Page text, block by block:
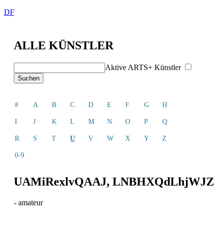
DF
ALLE KÜNSTLER
Aktive ARTS+ Künstler
# A B C D E F G H
I J K L M N O P Q
R S T U V W X Y Z
0-9
UAMiRexlvQAAJ, LNBHXQdLhjWJZ
- amateur